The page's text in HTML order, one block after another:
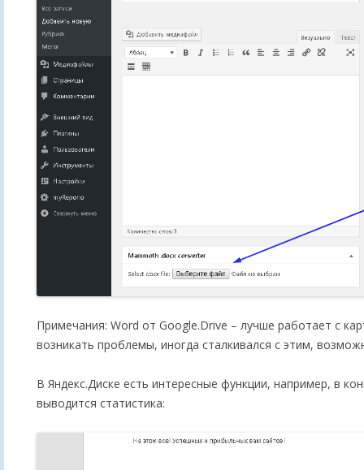
Примечания: Word от Google.Drive – лучше работает с
возникать проблемы, иногда сталкивался с этим,
В Яндекс.Диске есть интересные функции, например, в
выводится статистика: